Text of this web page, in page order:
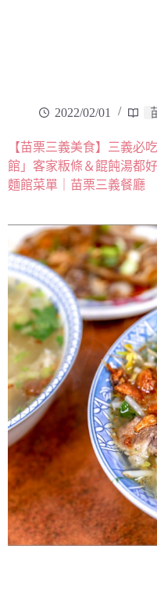
2022/02/01
【苗栗三義美食】三義必
館」客家粄條＆餛飩湯都
麵館菜單｜苗栗三義餐廳